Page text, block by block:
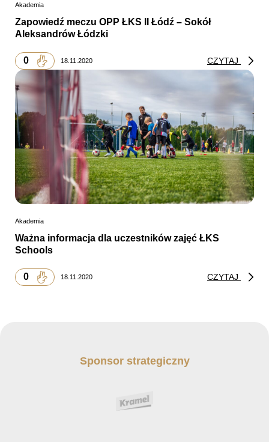
Akademia
Zapowiedź meczu OPP ŁKS II Łódź – Sokół
Aleksandrów Łódzki
0 18.11.2020 CZYTAJ
Akademia
Ważna informacja dla uczestników zajęć ŁKS
Schools
0 18.11.2020 CZYTAJ
Sponsor strategiczny